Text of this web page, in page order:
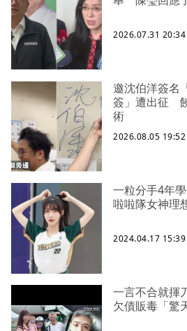
2026.07.31 20:34
邀沈伯洋簽名
簽」遭出征
術
2026.08.05 19:52
一粒分手4年
啦啦隊女神理
2024.04.17 15:39
一言不合就
欠債販毒「驚